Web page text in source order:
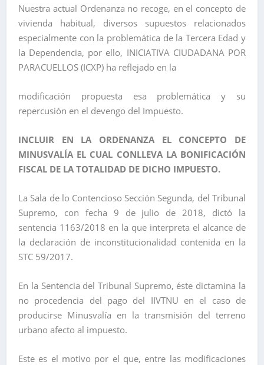
Nuestra actual Ordenanza no recoge, en el concepto de
vivienda habitual, diversos supuestos relacionados
especialmente con la problemática de la Tercera Edad y
la Dependencia, por ello, INICIATIVA CIUDADANA POR
PARACUELLOS (ICXP) ha reflejado en la
modificación propuesta esa problemática y su
repercusión en el devengo del Impuesto.
INCLUIR EN LA ORDENANZA EL CONCEPTO DE
MINUSVALÍA EL CUAL CONLLEVA LA BONIFICACIÓN
FISCAL DE LA TOTALIDAD DE DICHO IMPUESTO.
La Sala de lo Contencioso Sección Segunda, del Tribunal
Supremo, con fecha 9 de julio de 2018, dictó la
sentencia 1163/2018 en la que interpreta el alcance de
la declaración de inconstitucionalidad contenida en la
STC 59/2017.
En la Sentencia del Tribunal Supremo, éste dictamina la
no procedencia del pago del IIVTNU en el caso de
producirse Minusvalía en la transmisión del terreno
urbano afecto al impuesto.
Este es el motivo por el que, entre las modificaciones